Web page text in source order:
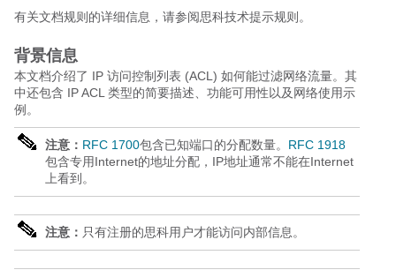
有关文档规则的详细信息，请参阅思科技术提示规则。
背景信息
本文档介绍了 IP 访问控制列表 (ACL) 如何能过滤网络流量。其
中还包含 IP ACL 类型的简要描述、功能可用性以及网络使用示
例。
注意： RFC 1700包含已知端口的分配数量。 RFC 1918
包含专用Internet的地址分配，IP地址通常不能在Internet
上看到。
注意： 只有注册的思科用户才能访问内部信息。